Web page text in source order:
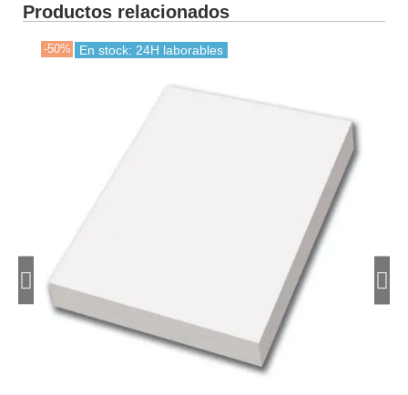
Productos relacionados
-50% En stock: 24H laborables